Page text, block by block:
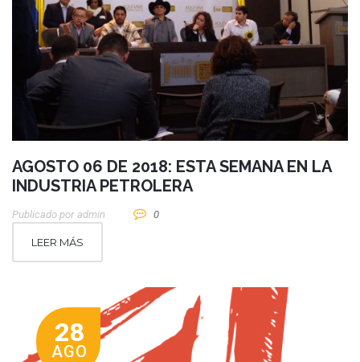
AGOSTO 06 DE 2018: ESTA SEMANA EN LA
INDUSTRIA PETROLERA
Publicado por Admin 0
LEER MÁS
28
AGO